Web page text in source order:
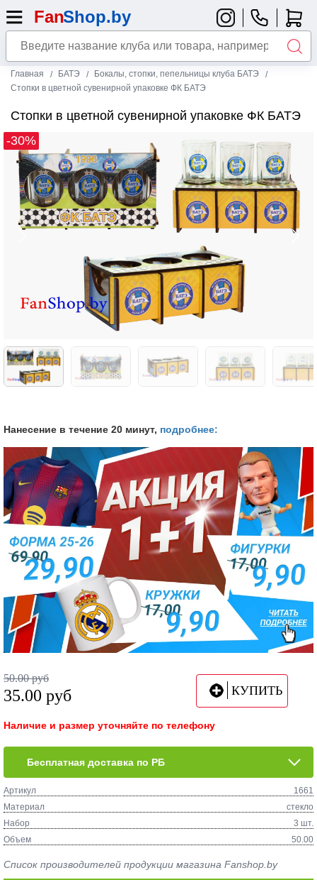
Главная БАТЭ
Бокалы, стопки, пепельницы клуба БАТЭ
Стопки в цветной сувенирной упаковке ФК БАТЭ
Стопки в цветной сувенирной упаковке ФК БАТЭ
-30%
Нанесение в течение 20 минут, подробнее:
50.00 руб
35.00 руб КУПИТЬ
Наличие и размер уточняйте по телефону
Бесплатная доставка по РБ
Артикул
1661
Материал
стекло
Набор
3 шт.
Объем
50.00
Список производителей продукции магазина Fanshop.by